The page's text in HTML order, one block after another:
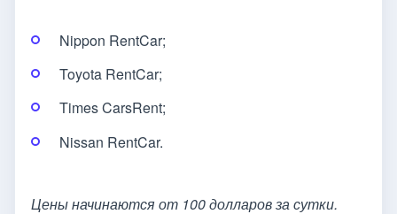
Nippon RentCar;
Toyota RentCar;
Times CarsRent;
Nissan RentCar.
Цены начинаются от 100 долларов за сутки.